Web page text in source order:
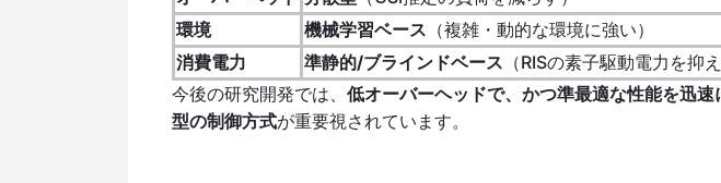
環境
機械学習ベース （複雑・動的な環境に強い）
消費電力
準静的/ブラインドベース （RISの素子駆動電力を抑え
今後の研究開発では、 低オーバーヘッドで、かつ準最適な性能を迅
型の制御方式が重要視されています。